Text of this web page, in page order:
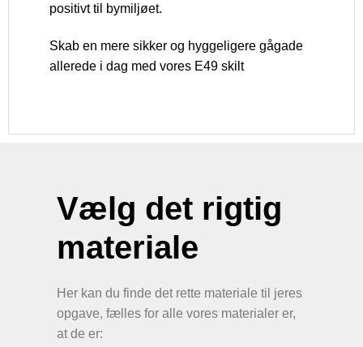
positivt til bymiljøet.
Skab en mere sikker og hyggeligere gågade
allerede i dag med vores E49 skilt
Vælg det rigtig
materiale
Her kan du finde det rette materiale til jeres
opgave, fælles for alle vores materialer er,
at de er: